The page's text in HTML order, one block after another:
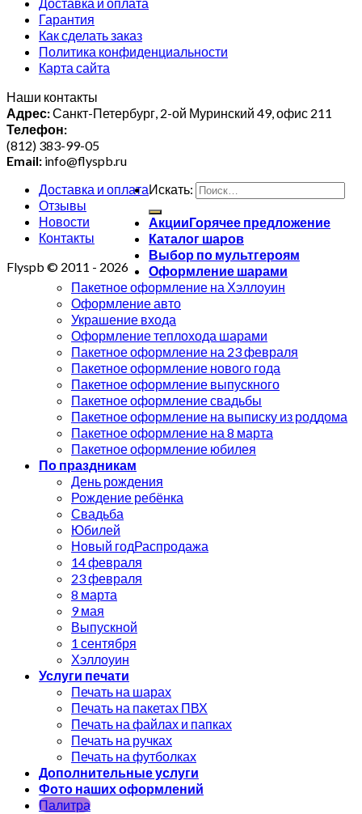
Гарантия
Как сделать заказ
Политика конфиденциальности
Карта сайта
Наши контакты
Адрес:Санкт-Петербург, 2-ой Муринский 49, офис 211
Телефон:
(812) 383-99-05
Email: info@flyspb.ru
Доставка и оплата
Отзывы
Новости
Контакты
Flyspb © 2011 - 2026
Искать:
Акции
Каталог шаров
Выбор по мультгероям
Оформление шарами
Пакетное оформление на Хэллоуин
Оформление авто
Украшение входа
Оформление теплохода шарами
Пакетное оформление на 23 февраля
Пакетное оформление нового года
Пакетное оформление выпускного
Пакетное оформление свадьбы
Пакетное оформление на выписку из роддома
Пакетное оформление на 8 марта
Пакетное оформление юбилея
По праздникам
День рождения
Рождение ребёнка
Свадьба
Юбилей
Новый год
14 февраля
23 февраля
8 марта
9 мая
Выпускной
1 сентября
Хэллоуин
Услуги печати
Печать на шарах
Печать на пакетах ПВХ
Печать на файлах и папках
Печать на ручках
Печать на футболках
Дополнительные услуги
Фото наших оформлений
Палитра